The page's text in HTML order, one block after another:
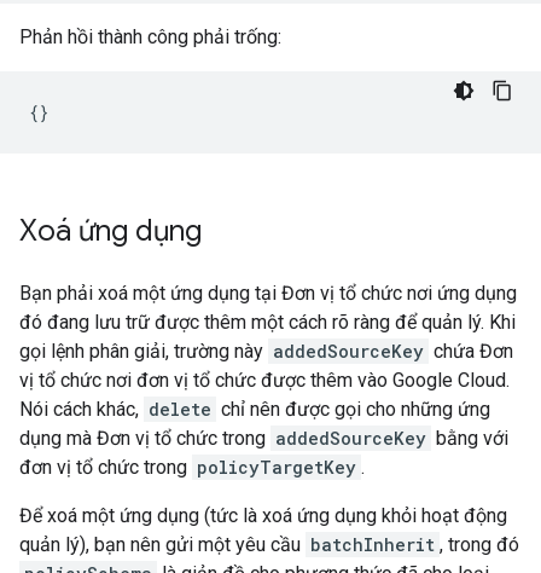
Phản hồi thành công phải trống:
Xoá ứng dụng
Bạn phải xoá một ứng dụng tại Đơn vị tổ chức nơi ứng dụng
đó đang lưu trữ được thêm một cách rõ ràng để quản lý. Khi
gọi lệnh phân giải, trường này addedSourceKey chứa Đơn
vị tổ chức nơi đơn vị tổ chức được thêm vào Google Cloud.
Nói cách khác, delete chỉ nên được gọi cho những ứng
dụng mà Đơn vị tổ chức trong addedSourceKey bằng với
đơn vị tổ chức trong policyTargetKey .
Để xoá một ứng dụng (tức là xoá ứng dụng khỏi hoạt động
quản lý), bạn nên gửi một yêu cầu batchInherit , trong đó